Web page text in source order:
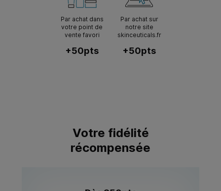
Par achat dans
votre point de
vente favori
+50pts
Par achat sur
notre site
skinceuticals.fr
+50pts
Votre fidélité
récompensée